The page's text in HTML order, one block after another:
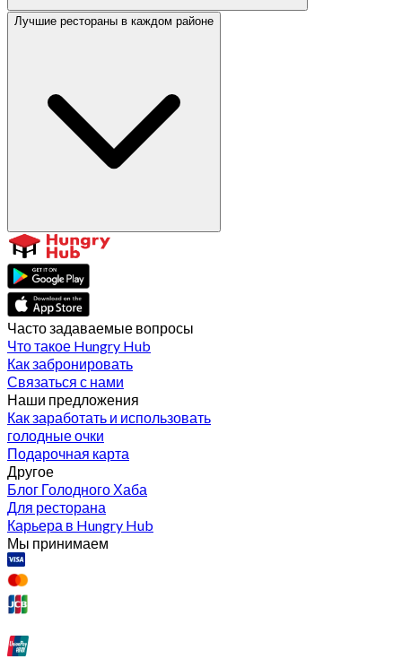
Лучшие рестораны в каждом районе
Часто задаваемые вопросы
Что такое Hungry Hub
Как забронировать
Связаться с нами
Наши предложения
Как заработать и использовать
голодные очки
Подарочная карта
Другое
Блог Голодного Хаба
Для ресторана
Карьера в Hungry Hub
Мы принимаем